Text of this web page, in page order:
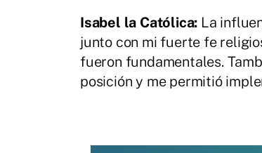
Isabel la Católica: La
junto con mi fuerte fe
fueron fundamentales.
posición y me permitió